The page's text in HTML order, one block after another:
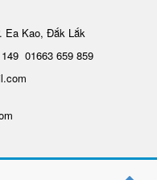
Ea Kao, Đắk Lắk
01663 659 859